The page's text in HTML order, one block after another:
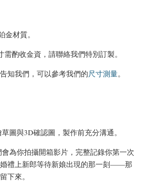
材質。
酌收金資，請聯絡我們特別訂製。
知我們，可以參考我們的尺寸測量。
圖與3D確認圖，製作前充分溝通。
為你拍攝開箱影片，完整記錄你第一次
禮上新郎等待新娘出現的那一刻——那
下來。